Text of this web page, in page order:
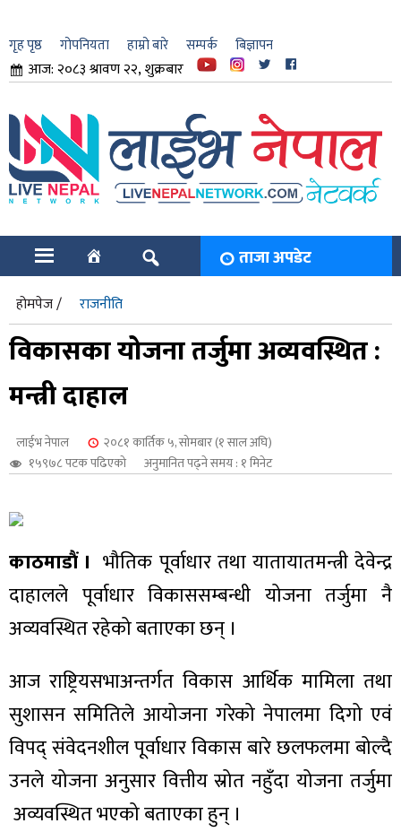
गृह पृष्ठ गोपनियता हाम्रो बारे सम्पर्क बिज्ञापन
आज: २०८३ श्रावण २२, शुक्रबार
ताजा अपडेट
होमपेज / राजनीति
विकासका योजना तर्जुमा अव्यवस्थित :
मन्त्री दाहाल
लाईभ नेपाल
२०८१ कार्तिक ५, सोमबार (१ साल अघि)
१५९७८ पटक पढिएको
अनुमानित पढ्ने समय : १ मिनेट
काठमाडौं । भौतिक पूर्वाधार तथा यातायातमन्त्री देवेन्द्र
दाहालले पूर्वाधार विकाससम्बन्धी योजना तर्जुमा नै
अव्यवस्थित रहेको बताएका छन् ।
आज राष्ट्रियसभाअन्तर्गत विकास आर्थिक मामिला तथा
सुशासन समितिले आयोजना गरेको नेपालमा दिगो एवं
विपद् संवेदनशील पूर्वाधार विकास बारे छलफलमा बोल्दै
उनले योजना अनुसार वित्तीय स्रोत नहुँदा योजना तर्जुमा
अव्यवस्थित भएको बताएका हुन् ।